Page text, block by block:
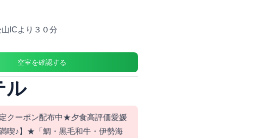
ICより３０分
空室を確認する
ル
定クーポン配布中★夕食高評価愛媛
喫♪】★「鯛・黒毛和牛・伊勢海